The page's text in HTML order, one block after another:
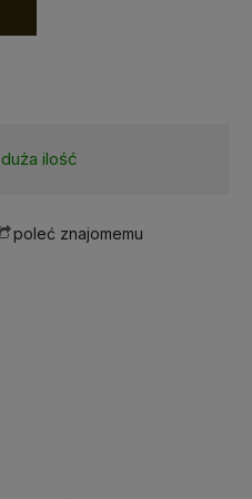
duża ilość
poleć znajomemu